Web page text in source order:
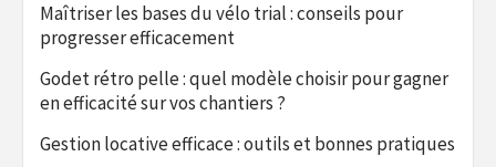
Maîtriser les bases du vélo trial : conseils pour
progresser efficacement
Godet rétro pelle : quel modèle choisir pour gagner
en efficacité sur vos chantiers ?
Gestion locative efficace : outils et bonnes pratiques